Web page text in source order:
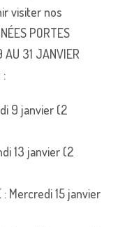
visiter nos
PORTES
31 JANVIER
:
9 janvier (2
13 janvier (2
: Mercredi 15 janvier